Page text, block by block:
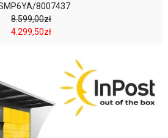
8007437
8.599,00zł
4.299,50zł